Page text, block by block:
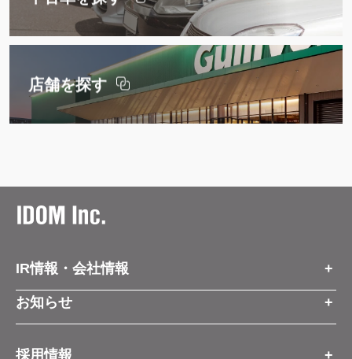
店舗を探す
IR情報・会社情報
IR情報トップ
会社情報
お知らせ
お知らせ
採用情報